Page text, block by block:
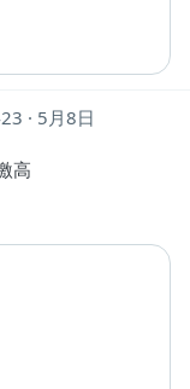
5月8日
高